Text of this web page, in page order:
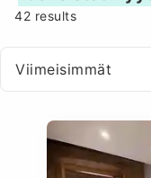
42 results
Viimeisimmät